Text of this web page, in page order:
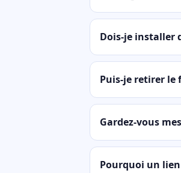
Dois-je installer
Puis-je retirer le
Gardez-vous
Pourquoi un